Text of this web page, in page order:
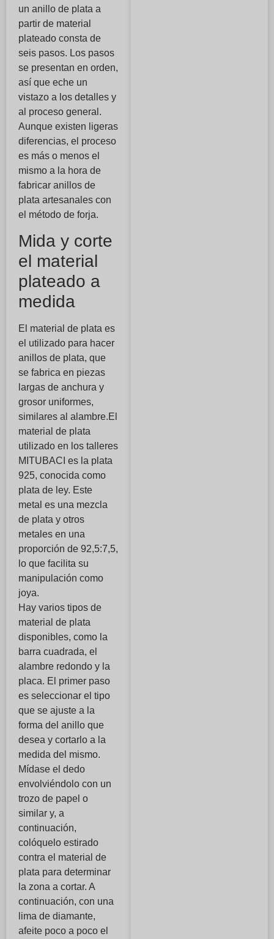
un anillo de plata a
partir de material
plateado consta de
seis pasos. Los pasos
se presentan en orden,
así que eche un
vistazo a los detalles y
al proceso general.
Aunque existen ligeras
diferencias, el proceso
es más o menos el
mismo a la hora de
fabricar anillos de
plata artesanales con
el método de forja.
Mida y corte
el material
plateado a
medida
El material de plata es
el utilizado para hacer
anillos de plata, que
se fabrica en piezas
largas de anchura y
grosor uniformes,
similares al alambre.El
material de plata
utilizado en los talleres
MITUBACI es la plata
925, conocida como
plata de ley. Este
metal es una mezcla
de plata y otros
metales en una
proporción de 92,5:7,5,
lo que facilita su
manipulación como
joya.
Hay varios tipos de
material de plata
disponibles, como la
barra cuadrada, el
alambre redondo y la
placa. El primer paso
es seleccionar el tipo
que se ajuste a la
forma del anillo que
desea y cortarlo a la
medida del mismo.
Mídase el dedo
envolviéndolo con un
trozo de papel o
similar y, a
continuación,
colóquelo estirado
contra el material de
plata para determinar
la zona a cortar. A
continuación, con una
lima de diamante,
afeite poco a poco el